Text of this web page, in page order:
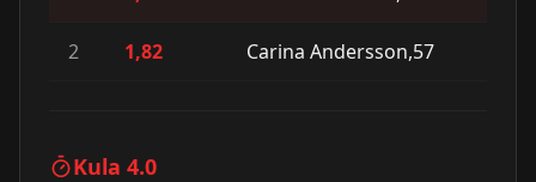
2 1,82 Carina Andersson,57
Kula 4.0